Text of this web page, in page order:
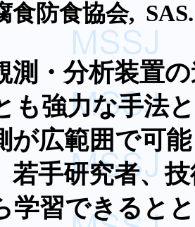
食防食協会, SAS.
・分析装置
も強力な手法
が広範囲で可
若手研究者、
学習できると